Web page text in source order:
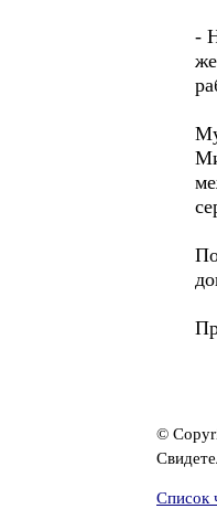
-
©
Список